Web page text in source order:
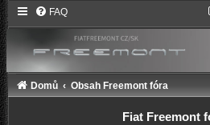
FAQ
Domů Obsah Freemont fóra
Fiat Freemont